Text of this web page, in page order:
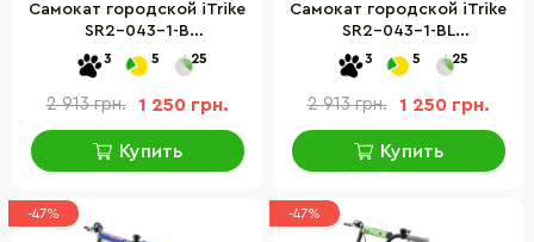
Самокат городской iTrike
SR2-043-1-B
подростковый
3 5 25
2 913 грн. 1 250 грн.
Купить
Самокат городской iTrike
SR2-043-1-BL
подростковый
3 5 25
2 913 грн. 1 250 грн.
Купить
-47% -47%